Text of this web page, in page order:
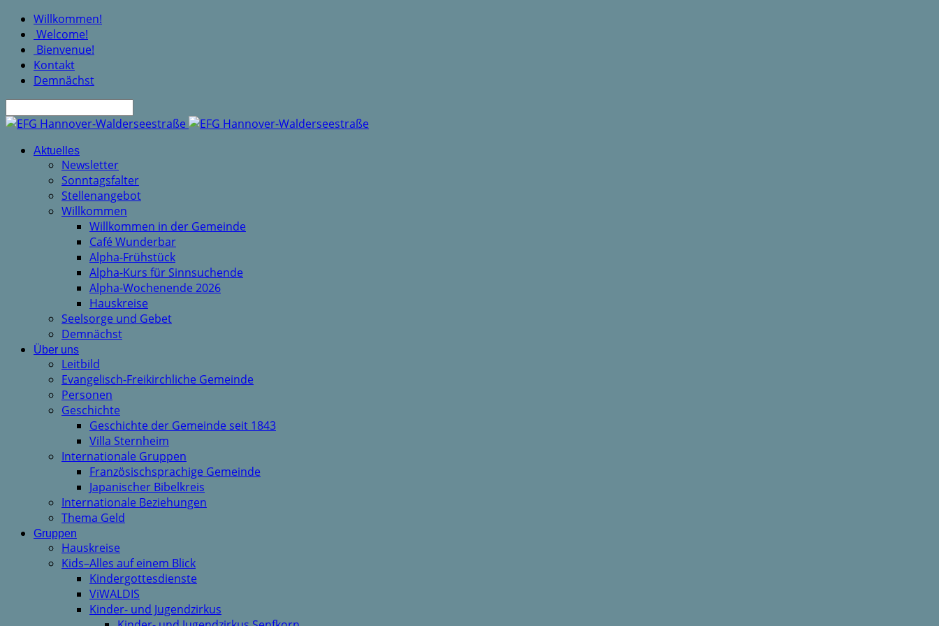
Willkommen!
Welcome!
Bienvenue!
Kontakt
Demnächst
Aktuelles
Newsletter
Sonntagsfalter
Stellenangebot
Willkommen
Willkommen in der Gemeinde
Café Wunderbar
Alpha-Frühstück
Alpha-Kurs für Sinnsuchende
Alpha-Wochenende 2026
Hauskreise
Seelsorge und Gebet
Demnächst
Über uns
Leitbild
Evangelisch-Freikirchliche Gemeinde
Personen
Geschichte
Geschichte der Gemeinde seit 1843
Villa Sternheim
Internationale Gruppen
Französischsprachige Gemeinde
Japanischer Bibelkreis
Internationale Beziehungen
Thema Geld
Gruppen
Hauskreise
Kids–Alles auf einem Blick
Kindergottesdienste
ViWALDIS
Kinder- und Jugendzirkus